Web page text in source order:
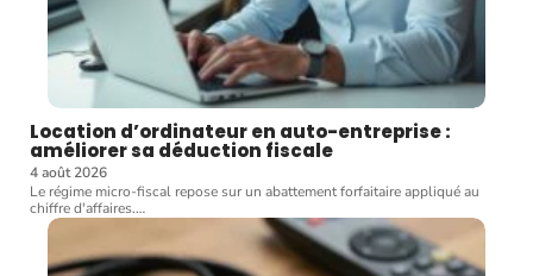
Location d’ordinateur en auto-entreprise :
améliorer sa déduction fiscale
4 août 2026
Le régime micro-fiscal repose sur un abattement forfaitaire appliqué au
chiffre d'affaires.…